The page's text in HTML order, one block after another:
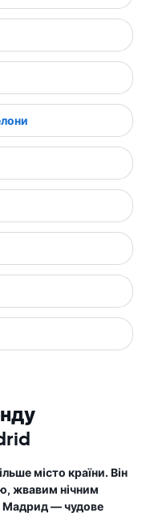
місто країни. Він
жвавим нічним
Мадрид — чудове